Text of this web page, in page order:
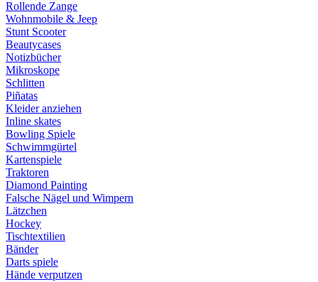
Rollende Zange
Wohnmobile & Jeep
Stunt Scooter
Beautycases
Notizbücher
Mikroskope
Schlitten
Piñatas
Kleider anziehen
Inline skates
Bowling Spiele
Schwimmgürtel
Kartenspiele
Traktoren
Diamond Painting
Falsche Nägel und Wimpern
Lätzchen
Hockey
Tischtextilien
Bänder
Darts spiele
Hände verputzen